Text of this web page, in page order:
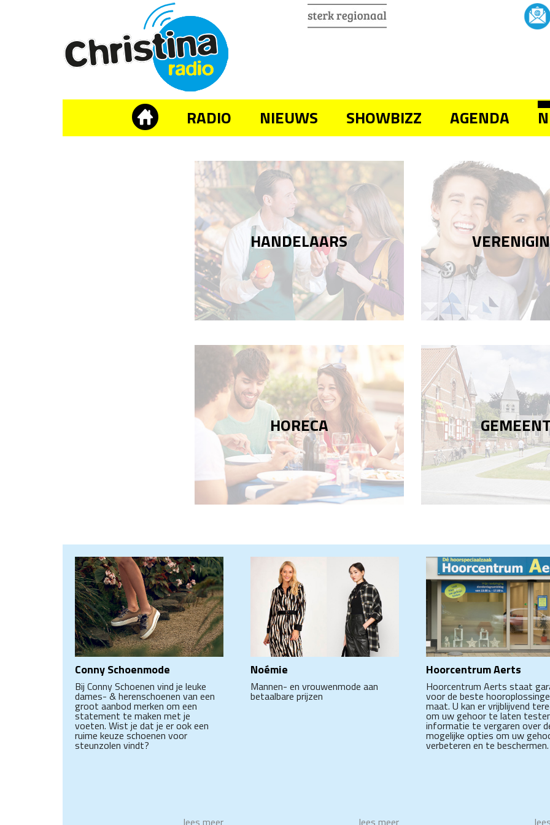
RADIO NIEUWS SHOWBIZZ AGENDA
HANDELAARS
HORECA
Conny Schoenmode
Bij Conny Schoenen vind je leuke
dames- & herenschoenen van een
groot aanbod merken om een
statement te maken met je
voeten. Wist je dat je er ook een
ruime keuze schoenen voor
steunzolen vindt?
lees meer
Noémie
Mannen- en vrouwenmode aan
betaalbare prijzen
lees meer
Hoorcentrum Aerts
Hoorcentrum Aerts staat
voor de beste
maat. U kan er vrijblijvend
om uw gehoor te laten
informatie te vergaren over
mogelijke opties om uw
verbeteren en te beschermen.